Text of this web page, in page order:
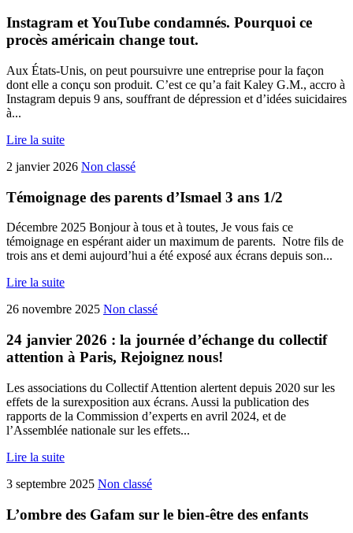
Instagram et YouTube condamnés. Pourquoi ce
procès américain change tout.
Aux États-Unis, on peut poursuivre une entreprise pour la façon
dont elle a conçu son produit. C’est ce qu’a fait Kaley G.M., accro à
Instagram depuis 9 ans, souffrant de dépression et d’idées suicidaires
à...
Lire la suite
2 janvier 2026 Non classé
Témoignage des parents d’Ismael 3 ans 1/2
Décembre 2025 Bonjour à tous et à toutes, Je vous fais ce
témoignage en espérant aider un maximum de parents. Notre fils de
trois ans et demi aujourd’hui a été exposé aux écrans depuis son...
Lire la suite
26 novembre 2025 Non classé
24 janvier 2026 : la journée d’échange du collectif
attention à Paris, Rejoignez nous!
Les associations du Collectif Attention alertent depuis 2020 sur les
effets de la surexposition aux écrans. Aussi la publication des
rapports de la Commission d’experts en avril 2024, et de
l’Assemblée nationale sur les effets...
Lire la suite
3 septembre 2025 Non classé
L’ombre des Gafam sur le bien-être des enfants